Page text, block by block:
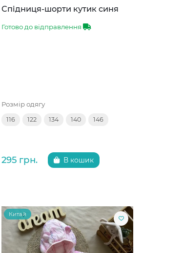
Спідниця-шорти кутик синя
Готово до відправлення
Розмір одягу
116 122 134 140 146
295 грн. В кошик
Китай